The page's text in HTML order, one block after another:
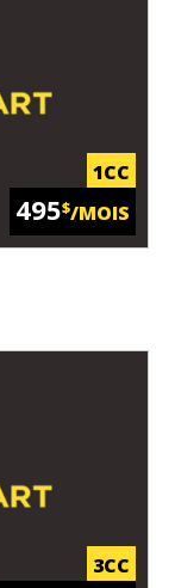
1CC
495$/MOIS
3CC